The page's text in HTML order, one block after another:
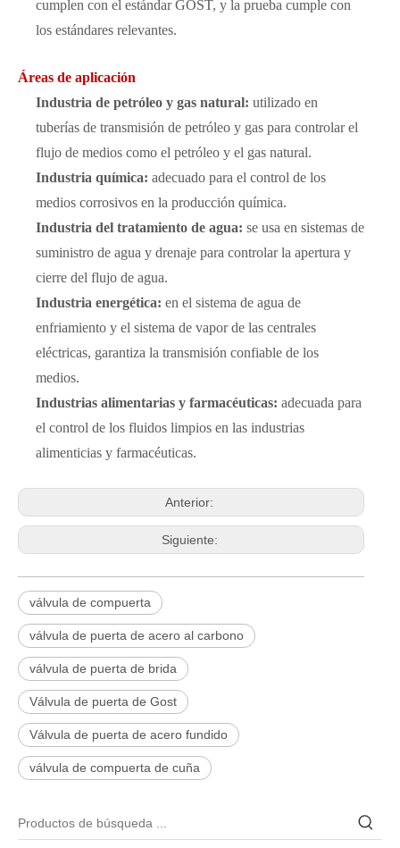
cumplen con el estándar GOST, y la prueba cumple con
los estándares relevantes.
Áreas de aplicación
Industria de petróleo y gas natural: utilizado en
tuberías de transmisión de petróleo y gas para controlar el
flujo de medios como el petróleo y el gas natural.
Industria química: adecuado para el control de los
medios corrosivos en la producción química.
Industria del tratamiento de agua: se usa en sistemas de
suministro de agua y drenaje para controlar la apertura y
cierre del flujo de agua.
Industria energética: en el sistema de agua de
enfriamiento y el sistema de vapor de las centrales
eléctricas, garantiza la transmisión confiable de los
medios.
Industrias alimentarias y farmacéuticas: adecuada para
el control de los fluidos limpios en las industrias
alimenticias y farmacéuticas.
Anterior:
Siguiente:
válvula de compuerta
válvula de puerta de acero al carbono
válvula de puerta de brida
Válvula de puerta de Gost
Válvula de puerta de acero fundido
válvula de compuerta de cuña
2026-06-25
Válvula de compuerta de bronce, níquel y aluminio C95800: diseño técnico, rendimiento y aplicaciones industriales